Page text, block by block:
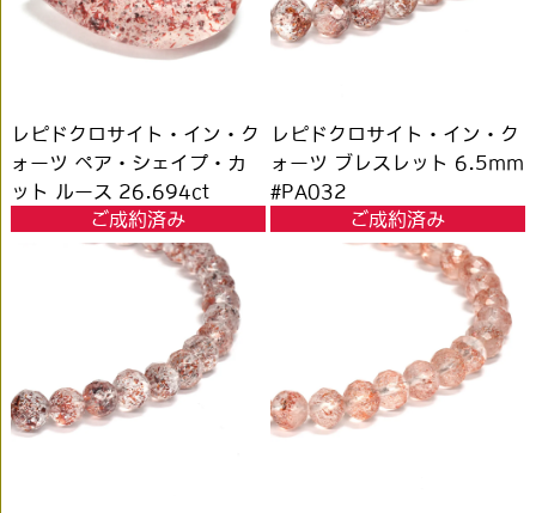
レピドクロサイト・イン・ク
ォーツ ペア・シェイプ・カ
ット ルース 26.694ct
#JWS3501ご成約済み
レピドクロサイト・イン・ク
ォーツ ブレスレット 6.5mm
#PA032
ご成約済み